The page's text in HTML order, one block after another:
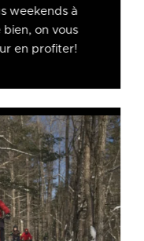
weekends à
on vous
en profiter!